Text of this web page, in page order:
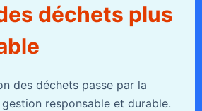
déchets plus
des déchets passe par la
gestion responsable et durable.